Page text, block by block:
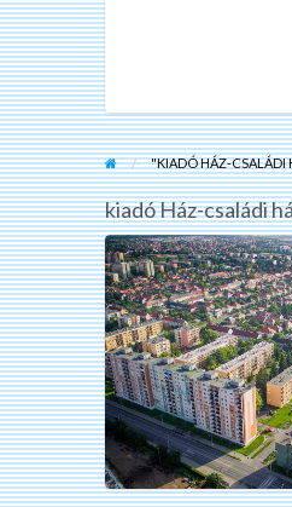
"KIADÓ HÁZ-CSALÁDI
kiadó Ház-családi
Szombathely
munkásszállás